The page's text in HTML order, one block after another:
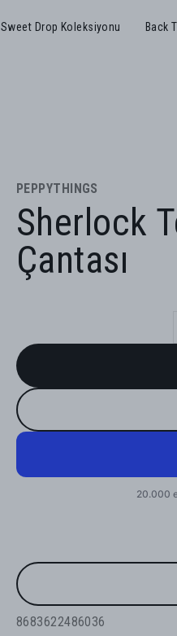
Sweet Drop Koleksiyonu Back
PEPPYTHINGS
Sherlock
Çantası
8683622486036